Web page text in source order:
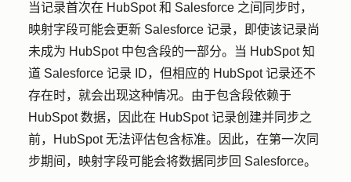
当记录首次在 HubSpot 和 Salesforce 之间同步时，
映射字段可能会更新 Salesforce 记录，即使该记录尚
未成为 HubSpot 中包含段的一部分。当 HubSpot 知
道 Salesforce 记录 ID，但相应的 HubSpot 记录还不
存在时，就会出现这种情况。由于包含段依赖于
HubSpot 数据，因此在 HubSpot 记录创建并同步之
前，HubSpot 无法评估包含标准。因此，在第一次同
步期间，映射字段可能会将数据同步回 Salesforce。